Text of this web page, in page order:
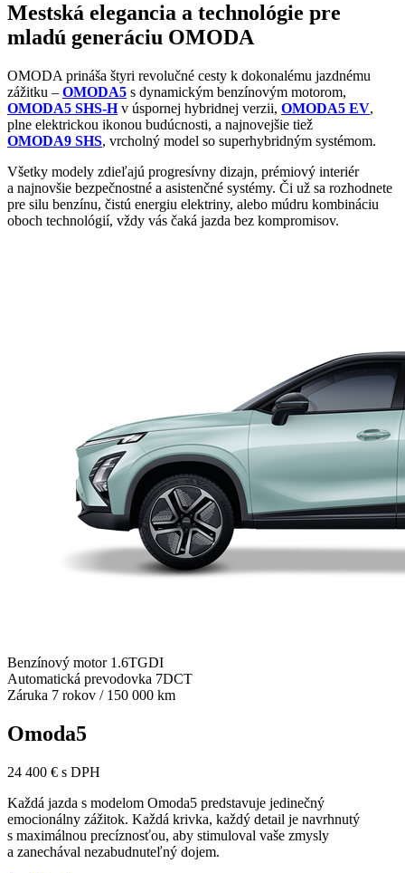
Mestská elegancia a technológie pre
mladú generáciu OMODA
OMODA prináša štyri revolučné cesty k dokonalému jazdnému
zážitku – OMODA5 s dynamickým benzínovým motorom,
OMODA5 SHS-Hv úspornej hybridnej verzii, OMODA5 EV,
plne elektrickou ikonou budúcnosti, a najnovejšie tiež
OMODA9 SHS, vrcholný model so superhybridným systémom.
Všetky modely zdieľajú progresívny dizajn, prémiový interiér
a najnovšie bezpečnostné a asistenčné systémy. Či už sa rozhodnete
pre silu benzínu, čistú energiu elektriny, alebo múdru kombináciu
oboch technológií, vždy vás čaká jazda bez kompromisov.
Benzínový motor 1.6TGDI
Automatická prevodovka 7DCT
Záruka 7 rokov / 150 000 km
Omoda5
24 400 € s DPH
Každá jazda s modelom Omoda5 predstavuje jedinečný
emocionálny zážitok. Každá krivka, každý detail je navrhnutý
s maximálnou precíznosťou, aby stimuloval vaše zmysly
a zanechával nezabudnuteľný dojem.